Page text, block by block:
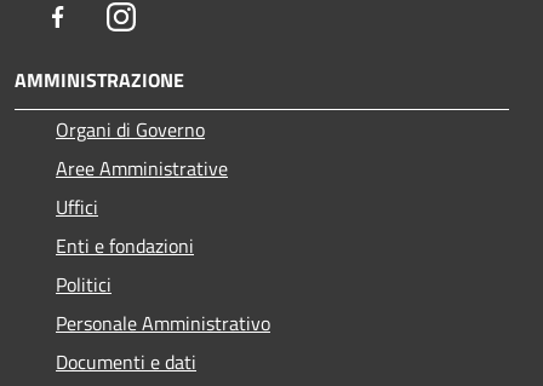
FacebookInstagram
AMMINISTRAZIONE
Organi di Governo
Aree Amministrative
Uffici
Enti e fondazioni
Politici
Personale Amministrativo
Documenti e dati